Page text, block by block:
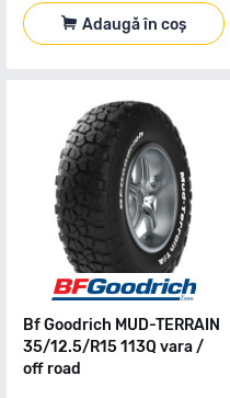
Adaugă în coș
Bf Goodrich MUD-TERRAIN
35/12.5/R15 113Q vara /
off road